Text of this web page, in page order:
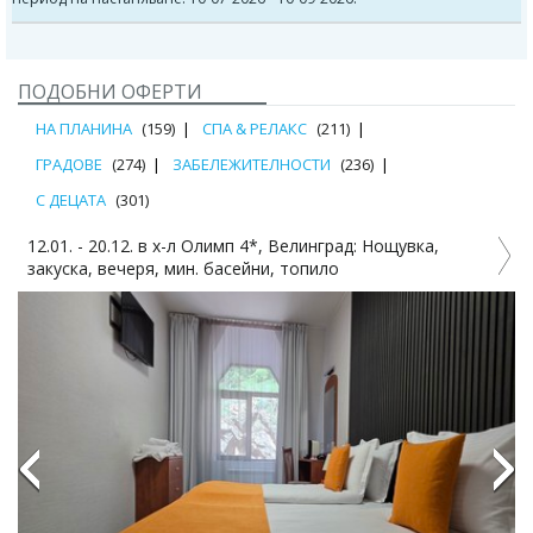
ПОДОБНИ ОФЕРТИ
НА ПЛАНИНА (159) СПА & РЕЛАКС (211)
ГРАДОВЕ (274) ЗАБЕЛЕЖИТЕЛНОСТИ (236)
С ДЕЦАТА (301)
12.01. - 20.12. в х-л Олимп 4*, Велинград: Нощувка,
закуска, вечеря, мин. басейни, топило